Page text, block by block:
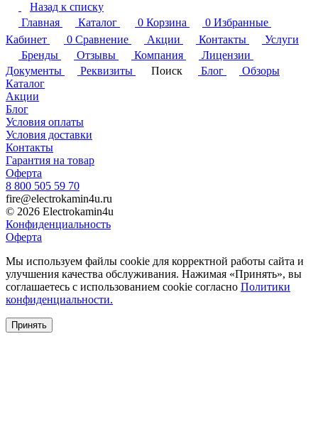
Назад к списку
Главная
Каталог 0 Корзина 0 Избранные
Кабинет
0 Сравнение Акции Контакты
Услуги
Бренды
Отзывы Компания
Лицензии
Документы
Реквизиты Поиск Блог
Обзоры
Каталог
Акции
Блог
Условия оплаты
Условия доставки
Контакты
Гарантия на товар
Оферта
8 800 505 59 70
fire@electrokamin4u.ru
© 2026 Electrokamin4u
Конфиденциальность
Оферта
Мы используем файлы cookie для корректной работы сайта и
улучшения качества обслуживания. Нажимая «Принять», вы
соглашаетесь с использованием cookie согласно Политики
конфиденциальности.
Принять